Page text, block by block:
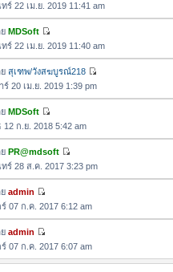
สุม
ล่
สุ
ค
ว
า
ม
ล่
า
สุ
ข้
ค
ว
า
ม
ล่
สุ
ร์ 22 เม.ย. 2019 11:41 am
MDSoft
ดู
ข้
อ
ค
ว
ม
ล่
า
สุ
ร์ 22 เม.ย. 2019 11:40 am
สุเฑพ/วังสฆบูรณ์218
ข้
ว
ม
ล่
ร์ 20 เม.ย. 2019 1:39 pm
MDSoft
ดู
ข้
อ
ค
ว
ม
ล่
สุ
ด
12 ก.ย. 2018 5:42 am
PR@mdsoft
ดู
ข้
ค
ว
ม
ล่
ร์ 28 ส.ค. 2017 3:23 pm
admin
ดู
ข้
ค
ว
07 ก.ค. 2017 6:12 am
admin
ดู
ข้
07 ก.ค. 2017 6:07 am